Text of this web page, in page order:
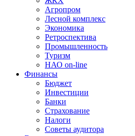
Агропром
Лесной комплекс
Экономика
Ретроспектива
Промышленность
Туризм
НАО on-line
Финансы
Бюджет
Инвестиции
Банки
Страхование
Налоги
Советы аудитора